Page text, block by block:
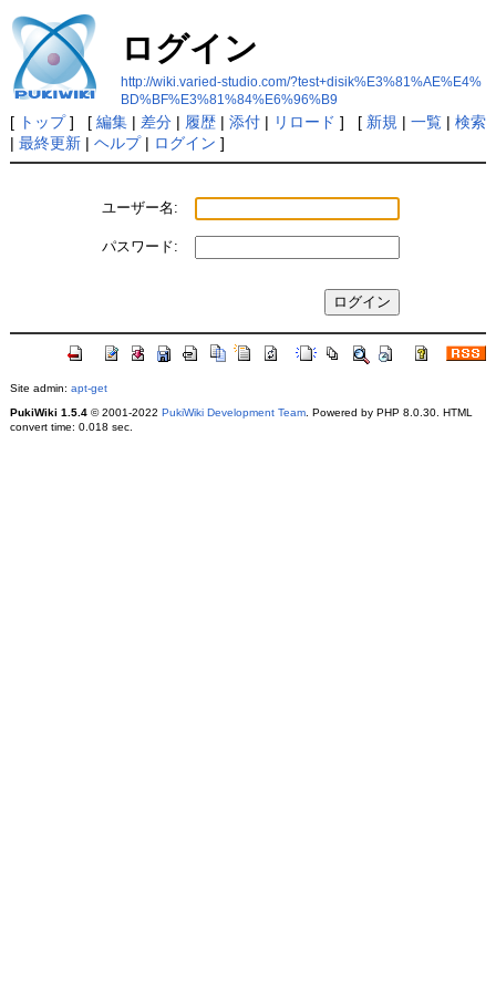
ログイン
http://wiki.varied-studio.com/?test+disik%E3%81%AE%E4%
BD%BF%E3%81%84%E6%96%B9
[ トップ] [ 編集| 差分| 履歴| 添付| リロード ] [ 新規 | 一覧| 検索
| 最終更新| ヘルプ| ログイン ]
ユーザー名:
パスワード:
Site admin: apt-get
PukiWiki 1.5.4© 2001-2022 PukiWiki Development Team. Powered by PHP 8.0.30. HTML
convert time: 0.018 sec.